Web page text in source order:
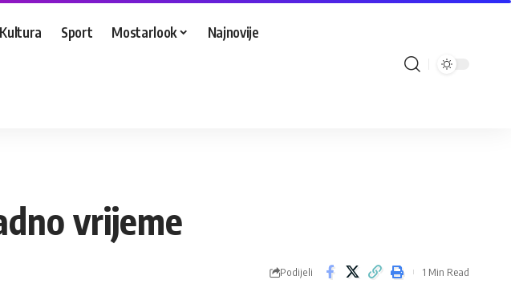
Kultura Sport Mostarlook Najnovije
vrijeme
Podijeli 1 Min Read